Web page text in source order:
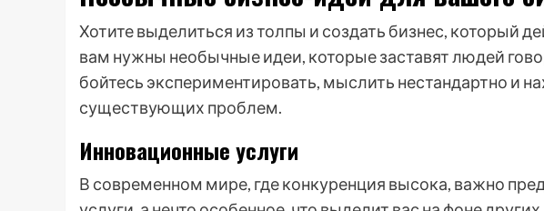
Хотите выделиться из толпы и создать бизнес, который
вам нужны необычные идеи, которые заставят людей
бойтесь экспериментировать, мыслить нестандартно и
существующих проблем.
Инновационные услуги
В современном мире, где конкуренция высока, важно